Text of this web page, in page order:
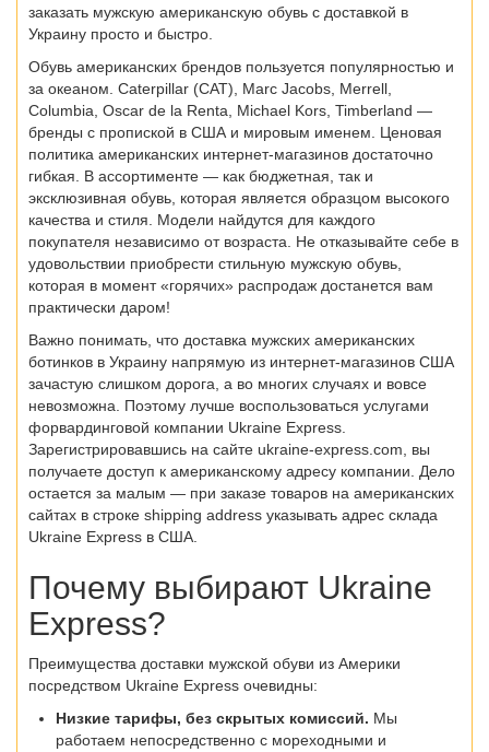
заказать мужскую американскую обувь с доставкой в
Украину просто и быстро.
Обувь американских брендов пользуется популярностью и
за океаном. Caterpillar (CAT), Marc Jacobs, Merrell,
Columbia, Oscar de la Renta, Michael Kors, Timberland —
бренды с пропиской в США и мировым именем. Ценовая
политика американских интернет-магазинов достаточно
гибкая. В ассортименте — как бюджетная, так и
эксклюзивная обувь, которая является образцом высокого
качества и стиля. Модели найдутся для каждого
покупателя независимо от возраста. Не отказывайте себе в
удовольствии приобрести стильную мужскую обувь,
которая в момент «горячих» распродаж достанется вам
практически даром!
Важно понимать, что доставка мужских американских
ботинков в Украину напрямую из интернет-магазинов США
зачастую слишком дорога, а во многих случаях и вовсе
невозможна. Поэтому лучше воспользоваться услугами
форвардинговой компании Ukraine Express.
Зарегистрировавшись на сайте ukraine-express.com, вы
получаете доступ к американскому адресу компании. Дело
остается за малым — при заказе товаров на американских
сайтах в строке shipping address указывать адрес склада
Ukraine Express в США.
Почему выбирают Ukraine
Express?
Преимущества доставки мужской обуви из Америки
посредством Ukraine Express очевидны:
Низкие тарифы, без скрытых комиссий. Мы
работаем непосредственно с мореходными и